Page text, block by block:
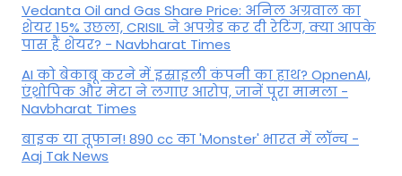
Vedanta Oil and Gas Share Price: अनिल अग्रवाल का
शेयर 15% उछला, CRISIL ने अपग्रेड कर दी रेटिंग, क्या आपके
पास हैं शेयर? - Navbharat Times
AI को बेकाबू करने में इस्राइली कंपनी का हाथ? OpnenAI,
एंथ्रोपिक और मेटा ने लगाए आरोप, जानें पूरा मामला -
Navbharat Times
बाइक या तूफान! 890 cc का 'Monster' भारत में लॉन्च -
Aaj Tak News